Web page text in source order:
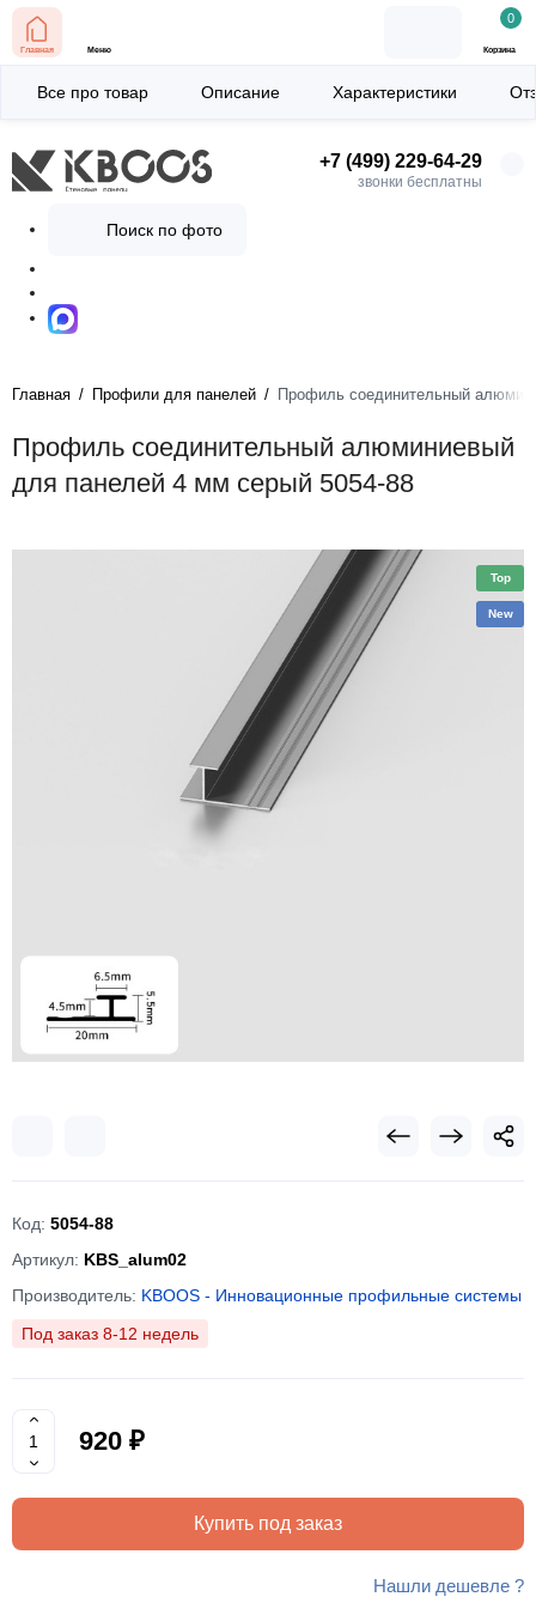
+7 (499) 229-64-29
звонки бесплатны
Поиск по фото
Главная Меню
0
Корзина
Главная Профили для панелей Профиль соединительный
Профиль соединительный алюминиевый
для панелей 4 мм серый 5054-88
Все про товар Описание Характеристики
Top
New
Код: 5054-88
Артикул: KBS_alum02
Производитель: KBOOS - Инновационные профильные системы
Под заказ 8-12 недель
920 ₽
Купить под заказ
Нашли дешевле ?